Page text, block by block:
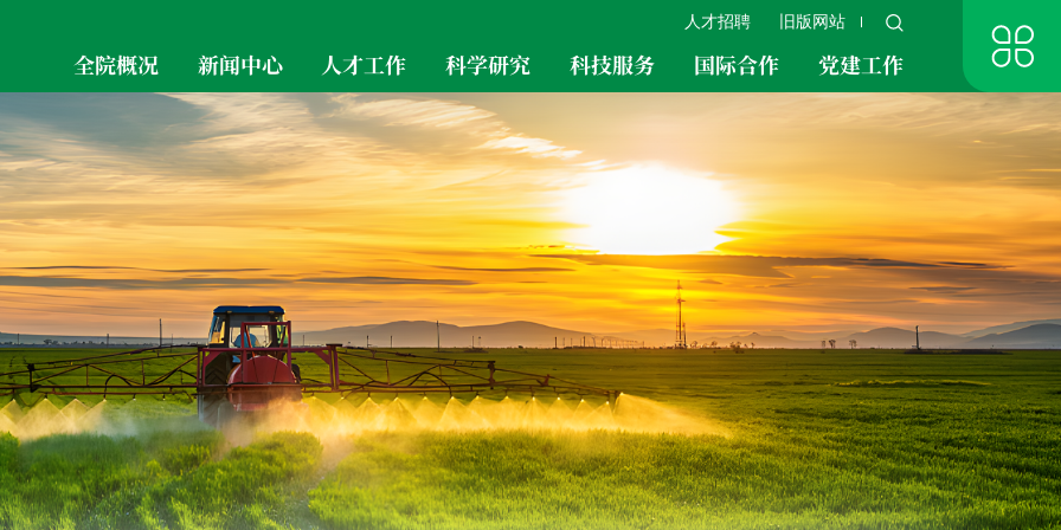
人才招聘 旧版网站
全院概况 新闻中心 人才工作 科学研究 科技服务 国际合作 党建工作